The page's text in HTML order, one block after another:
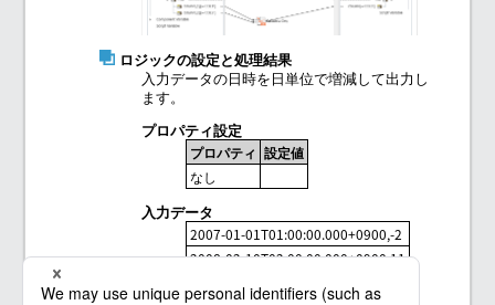
ロジックの設定と処理結果
入力データの日時を日単位で増減して出力し
ます。
プロパティ設定
プロパティ 設定値
なし
入力データ
2007-01-01T01:00:00.000+0900,-2
2008-02-10T02:00:00.000+0900,11